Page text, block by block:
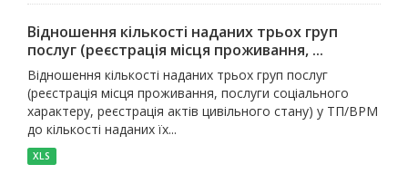
Відношення кількості наданих трьох груп
послуг (реєстрація місця проживання, ...
Відношення кількості наданих трьох груп послуг
(реєстрація місця проживання, послуги соціального
характеру, реєстрація актів цивільного стану) у ТП/ВРМ
до кількості наданих їх...
XLS